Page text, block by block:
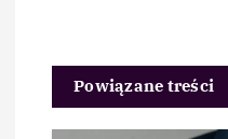
Powiązane treści